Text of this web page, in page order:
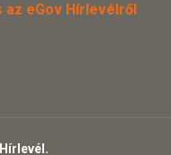
az eGov Hírlevélről